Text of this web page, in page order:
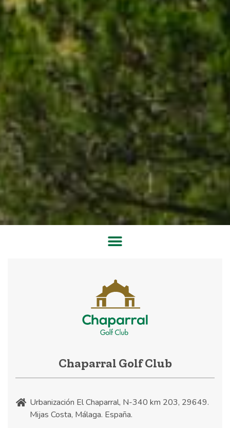
Chaparral Golf Club
Urbanización El Chaparral, N-340 km 203, 29649.
Mijas Costa, Málaga. España.